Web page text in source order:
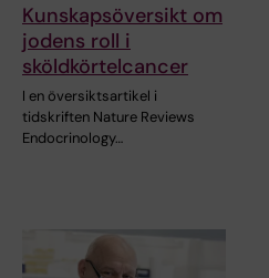
Kunskapsöversikt om
jodens roll i
sköldkörtelcancer
I en översiktsartikel i
tidskriften Nature Reviews
Endocrinology…